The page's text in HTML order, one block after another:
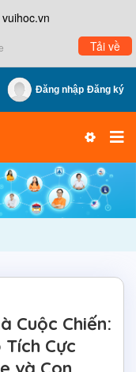
Tải về
Đăng nhập Đăng ký
Cuộc Chiến:
Cực